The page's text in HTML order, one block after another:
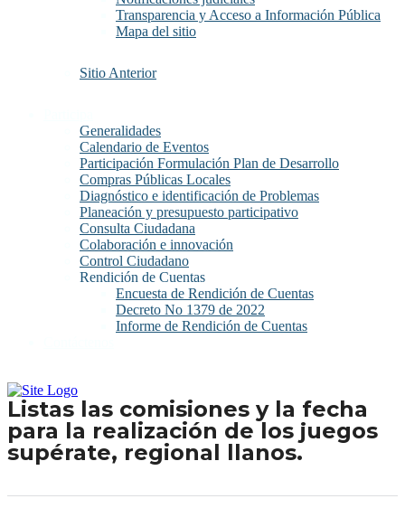
Transparencia y Acceso a Información Pública
Mapa del sitio
Sitio Anterior
Generalidades
Calendario de Eventos
Participación Formulación Plan de Desarrollo
Compras Públicas Locales
Diagnóstico e identificación de Problemas
Planeación y presupuesto participativo
Consulta Ciudadana
Colaboración e innovación
Control Ciudadano
Rendición de Cuentas
Encuesta de Rendición de Cuentas
Decreto No 1379 de 2022
Informe de Rendición de Cuentas
Listas las comisiones y la fecha
para la realización de los juegos
supérate, regional llanos.